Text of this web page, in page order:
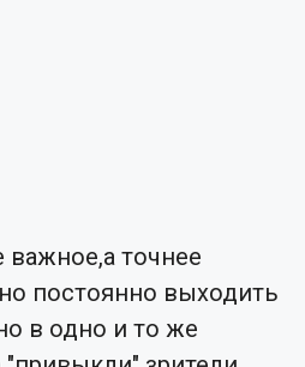
важное,а точнее
постоянно выходить
в одно и то же